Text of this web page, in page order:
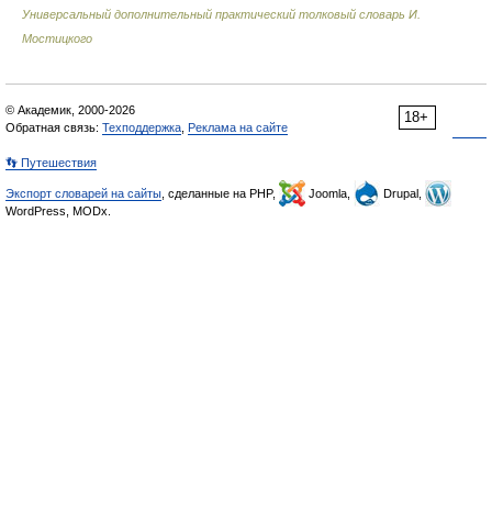
Универсальный дополнительный практический толковый словарь И.
Мостицкого
18+
© Академик, 2000-2026
Обратная связь: Техподдержка Реклама на сайте
👣 Путешествия
Экспорт словарей на сайты , сделанные на PHP, Joomla,
Drupal,
WordPress, MODx.